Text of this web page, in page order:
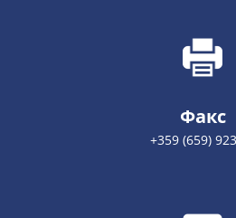
Факс
+359 (659)